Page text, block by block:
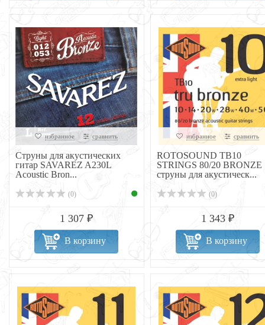
избранное сравнить
Струны для акустических
гитар SAVAREZ A230L
Acoustic Bron...
(0)
1 307 ₽
В корзину
избранное сравнить
ROTOSOUND TB10
STRINGS 80/20 BRONZE
струны для акустическ...
(0)
1 343 ₽
В корзину